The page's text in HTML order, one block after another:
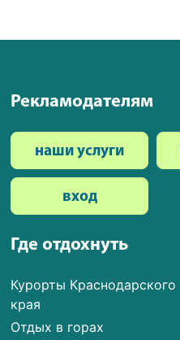
Где отдохнуть
Курорты Краснодарского
края
Отдых в горах
Рекламодателям
наши услуги
вход